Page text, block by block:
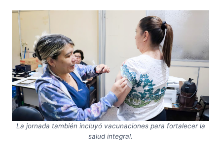
La jornada también incluyó vacunaciones para fortalecer la
salud integral.